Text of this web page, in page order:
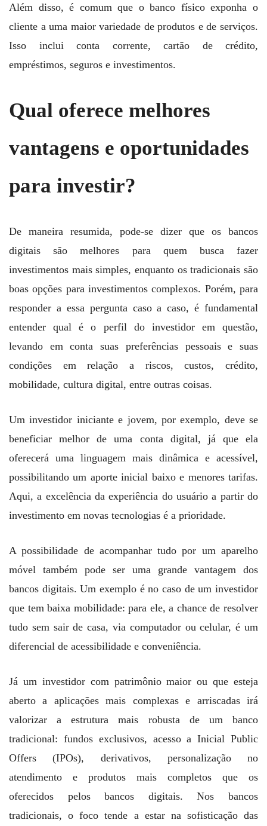
Além disso, é comum que o banco físico exponha o
cliente a uma maior variedade de produtos e de serviços.
Isso inclui conta corrente, cartão de crédito,
empréstimos, seguros e investimentos.
Qual oferece melhores
vantagens e oportunidades
para investir?
De maneira resumida, pode-se dizer que os bancos
digitais são melhores para quem busca fazer
investimentos mais simples, enquanto os tradicionais são
boas opções para investimentos complexos. Porém, para
responder a essa pergunta caso a caso, é fundamental
entender qual é o perfil do investidor em questão,
levando em conta suas preferências pessoais e suas
condições em relação a riscos, custos, crédito,
mobilidade, cultura digital, entre outras coisas.
Um investidor iniciante e jovem, por exemplo, deve se
beneficiar melhor de uma conta digital, já que ela
oferecerá uma linguagem mais dinâmica e acessível,
possibilitando um aporte inicial baixo e menores tarifas.
Aqui, a excelência da experiência do usuário a partir do
investimento em novas tecnologias é a prioridade.
A possibilidade de acompanhar tudo por um aparelho
móvel também pode ser uma grande vantagem dos
bancos digitais. Um exemplo é no caso de um investidor
que tem baixa mobilidade: para ele, a chance de resolver
tudo sem sair de casa, via computador ou celular, é um
diferencial de acessibilidade e conveniência.
Já um investidor com patrimônio maior ou que esteja
aberto a aplicações mais complexas e arriscadas irá
valorizar a estrutura mais robusta de um banco
tradicional: fundos exclusivos, acesso a Inicial Public
Offers (IPOs), derivativos, personalização no
atendimento e produtos mais completos que os
oferecidos pelos bancos digitais. Nos bancos
tradicionais, o foco tende a estar na sofisticação das